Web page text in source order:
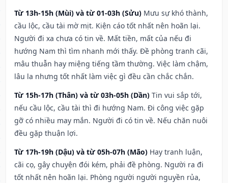
Từ 13h-15h (Mùi) và từ 01-03h (Sửu) Mưu sự khó thành,
cầu lộc, cầu tài mờ mịt. Kiện cáo tốt nhất nên hoãn lại.
Người đi xa chưa có tin về. Mất tiền, mất của nếu đi
hướng Nam thì tìm nhanh mới thấy. Đề phòng tranh cãi,
mâu thuẫn hay miệng tiếng tầm thường. Việc làm chậm,
lâu la nhưng tốt nhất làm việc gì đều cần chắc chắn.
Từ 15h-17h (Thân) và từ 03h-05h (Dần) Tin vui sắp tới,
nếu cầu lộc, cầu tài thì đi hướng Nam. Đi công việc gặp
gỡ có nhiều may mắn. Người đi có tin về. Nếu chăn nuôi
đều gặp thuận lợi.
Từ 17h-19h (Dậu) và từ 05h-07h (Mão) Hay tranh luận,
cãi cọ, gây chuyện đói kém, phải đề phòng. Người ra đi
tốt nhất nên hoãn lại. Phòng người người nguyền rủa,